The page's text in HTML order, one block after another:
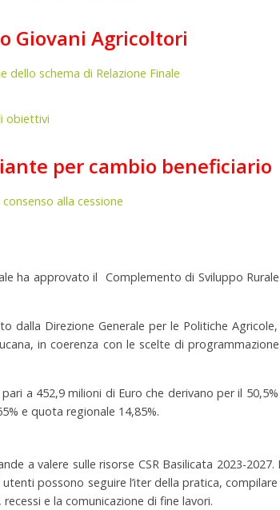
Giovani Agricoltori
dello schema di Relazione Finale
obiettivi
per cambio beneficiario
alla cessione
ha approvato il Complemento di Sviluppo
dalla Direzione Generale per le Politiche
in coerenza con le scelte di
a 452,9 milioni di Euro che derivano per il
e quota regionale 14,85%.
a valere sulle risorse CSR Basilicata 2023-
possono seguire l’iter della pratica,
e la comunicazione di fine lavori.